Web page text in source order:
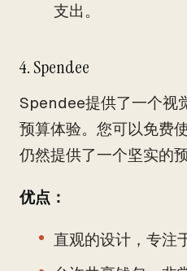
支出。
4. Spendee
Spendee提供了一个视
预算体验。您可以免费
仍然提供了一个坚实的预
优点：
直观的设计，专注